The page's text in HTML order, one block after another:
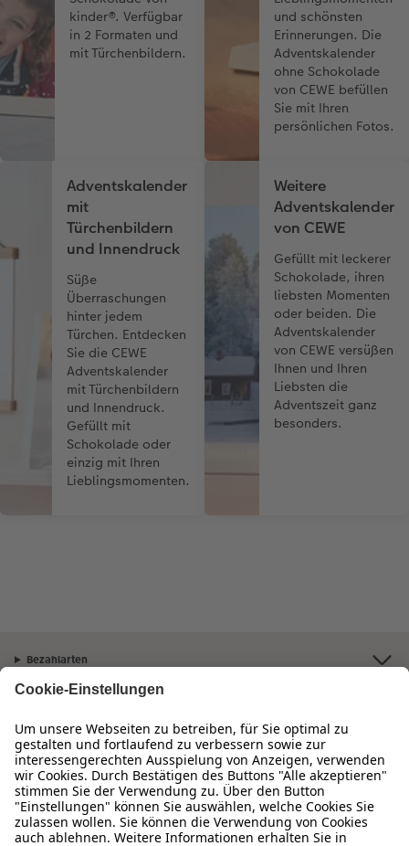
kinder®. Verfügbar
in 2 Formaten und
mit Türchenbildern.
und schönsten
Erinnerungen. Die
Adventskalender
ohne Schokolade
von CEWE befüllen
Sie mit Ihren
persönlichen Fotos.
Adventskalender
mit
Türchenbildern
und Innendruck
Süße
Überraschungen
hinter jedem
Türchen. Entdecken
Sie die CEWE
Adventskalender
mit Türchenbildern
und Innendruck.
Gefüllt mit
Schokolade oder
einzig mit Ihren
Lieblingsmomenten.
Weitere
Adventskalender
von CEWE
Gefüllt mit leckerer
Schokolade, ihren
liebsten Momenten
oder beiden. Die
Adventskalender
von CEWE versüßen
Ihnen und Ihren
Liebsten die
Adventszeit ganz
besonders.
Bezahlarten
Qualität & Sicherheit
Zertifizierungen & Initiativen